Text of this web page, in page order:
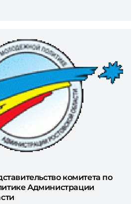
комитета по
Администрации